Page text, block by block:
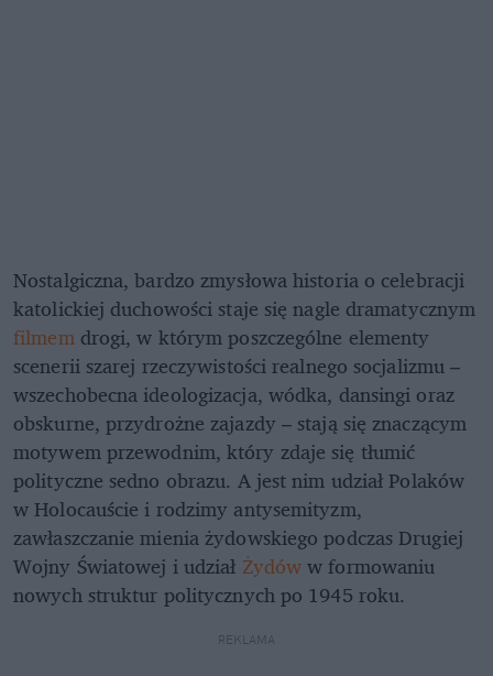
Nostalgiczna, bardzo zmysłowa historia o celebracji
katolickiej duchowości staje się nagle dramatycznym
filmemdrogi, w którym poszczególne elementy
scenerii szarej rzeczywistości realnego socjalizmu –
wszechobecna ideologizacja, wódka, dansingi oraz
obskurne, przydrożne zajazdy – stają się znaczącym
motywem przewodnim, który zdaje się tłumić
polityczne sedno obrazu. A jest nim udział Polaków
w Holocauście i rodzimy antysemityzm,
zawłaszczanie mienia żydowskiego podczas Drugiej
Wojny Światowej i udział Żydóww formowaniu
nowych struktur politycznych po 1945 roku.
REKLAMA